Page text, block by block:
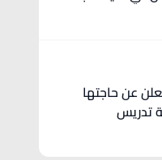
عن حاجتها
تدريس